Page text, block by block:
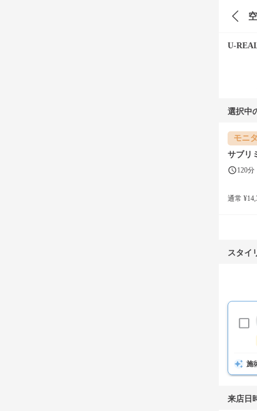
U-
選択中
モニ
サブリ
120分
通常
スタイ
施
来店日